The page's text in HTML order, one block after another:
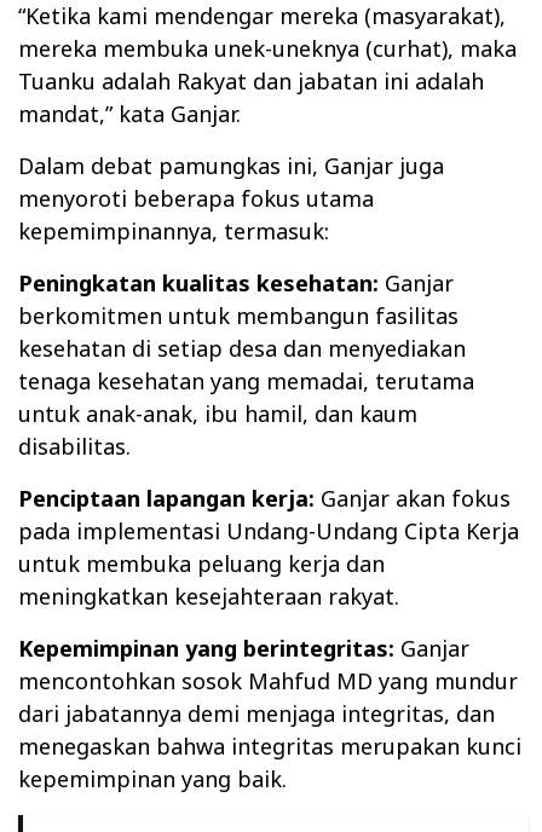
“Ketika kami mendengar mereka (masyarakat),
mereka membuka unek-uneknya (curhat), maka
Tuanku adalah Rakyat dan jabatan ini adalah
mandat,” kata Ganjar.
Dalam debat pamungkas ini, Ganjar juga
menyoroti beberapa fokus utama
kepemimpinannya, termasuk:
Peningkatan kualitas kesehatan: Ganjar
berkomitmen untuk membangun fasilitas
kesehatan di setiap desa dan menyediakan
tenaga kesehatan yang memadai, terutama
untuk anak-anak, ibu hamil, dan kaum
disabilitas.
Penciptaan lapangan kerja: Ganjar akan fokus
pada implementasi Undang-Undang Cipta Kerja
untuk membuka peluang kerja dan
meningkatkan kesejahteraan rakyat.
Kepemimpinan yang berintegritas: Ganjar
mencontohkan sosok Mahfud MD yang mundur
dari jabatannya demi menjaga integritas, dan
menegaskan bahwa integritas merupakan kunci
kepemimpinan yang baik.